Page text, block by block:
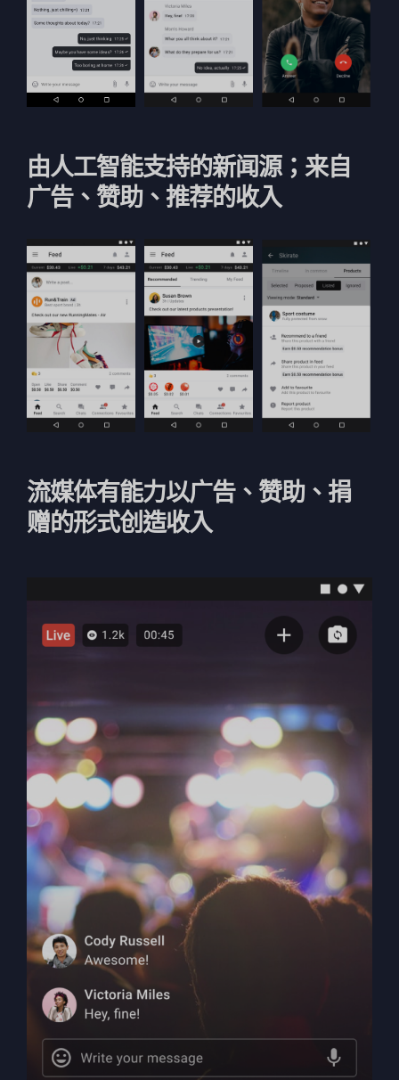
由人工智能支持的新闻源；来自
广告、赞助、推荐的收入
流媒体有能力以广告、赞助、捐
赠的形式创造收入